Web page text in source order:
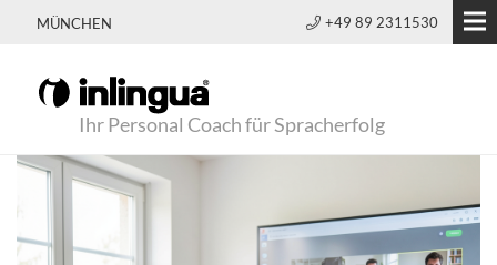
MÜNCHEN +49 89 2311530
Ihr Personal Coach für Spracherfolg